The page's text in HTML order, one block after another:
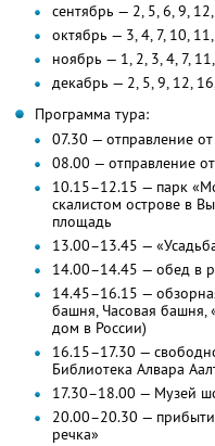
сентябрь — 2, 5, 6, 9,
октябрь — 3, 4, 7, 10,
ноябрь — 1, 2, 3, 4, 7,
декабрь — 2, 5, 9, 12,
Программа тура:
07.30 — отправление
08.00 — отправление
10.15–12.15 — парк
скалистом острове в
площадь
13.00–13.45 —
14.00–14.45 — обед в
14.45–16.15 —
башня, Часовая
дом в России)
16.15–17.30 —
Библиотека Алвара
17.30–18.00 — Музей
20.00–20.30 —
речка»